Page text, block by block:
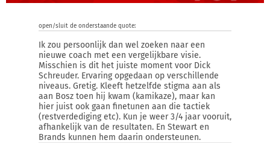
open/sluit de onderstaande quote:
Ik zou persoonlijk dan wel zoeken naar een
nieuwe coach met een vergelijkbare visie.
Misschien is dit het juiste moment voor Dick
Schreuder. Ervaring opgedaan op verschillende
niveaus. Gretig. Kleeft hetzelfde stigma aan als
aan Bosz toen hij kwam (kamikaze), maar kan
hier juist ook gaan finetunen aan die tactiek
(restverdediging etc). Kun je weer 3/4 jaar vooruit,
afhankelijk van de resultaten. En Stewart en
Brands kunnen hem daarin ondersteunen.